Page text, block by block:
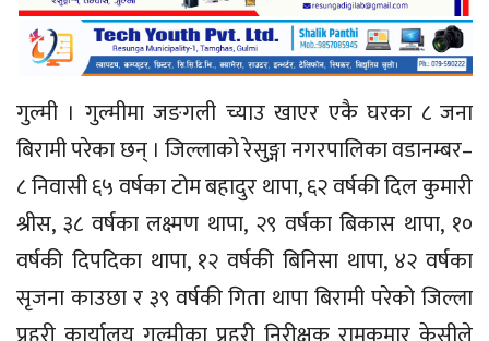
गुल्मी । गुल्मीमा जङगली च्याउ खाएर एकै घरका ८ जना
बिरामी परेका छन् । जिल्लाको रेसुङ्गा नगरपालिका वडानम्बर–
८ निवासी ६५ वर्षका टोम बहादुर थापा, ६२ वर्षकी दिल कुमारी
श्रीस, ३८ वर्षका लक्ष्मण थापा, २९ वर्षका बिकास थापा, १०
वर्षकी दिपदिका थापा, १२ वर्षकी बिनिसा थापा, ४२ वर्षका
सृजना काउछा र ३९ वर्षकी गिता थापा बिरामी परेको जिल्ला